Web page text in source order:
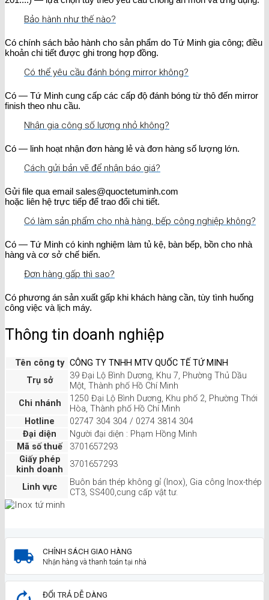
Bảo hành như thế nào?
Có chính sách bảo hành cho sản phẩm do Tứ Minh gia công; điều
khoản chi tiết được ghi trong hợp đồng.
Có thể yêu cầu đánh bóng mirror không?
Có — Tứ Minh cung cấp các cấp độ đánh bóng từ thô đến mirror
finish theo nhu cầu.
Nhận gia công số lượng nhỏ không?
Có — linh hoạt nhận đơn hàng lẻ và đơn hàng số lượng lớn.
Cách gửi bản vẽ để nhận báo giá?
Gửi file qua email sales@quoctetuminh.com
hoặc liên hệ trực tiếp để trao đổi chi tiết.
Có làm sản phẩm cho nhà hàng, bếp công nghiệp không?
Có — Tứ Minh có kinh nghiệm làm tủ kệ, bàn bếp, bồn cho nhà
hàng và cơ sở chế biến.
Đơn hàng gấp thì sao?
Có phương án sản xuất gấp khi khách hàng cần, tùy tình huống
công việc và lịch máy.
Thông tin doanh nghiệp
Tên công ty CÔNG TY TNHH MTV QUỐC TẾ TỨ MINH
Trụ sở
39 Đại Lộ Bình Dương, Khu 7, Phường Thủ Dầu
Một, Thành phố Hồ Chí Minh
Chi nhánh
1250 Đại Lộ Bình Dương, Khu phố 2, Phường Thới
Hòa, Thành phố Hồ Chí Minh
Hotline
02747 304 304 / 0274 3814 304
Đại diện
Người đại diện : Phạm Hồng Minh
Mã số thuế
3701657293
Giấy phép
kinh doanh
3701657293
Linh vực
Buôn bán thép không gỉ (Inox), Gia công Inox-thép
CT3, SS400,cung cấp vật tư.
CHÍNH SÁCH GIAO HÀNG
Nhận hàng và thanh toán tại nhà
ĐỔI TRẢ DỄ DÀNG